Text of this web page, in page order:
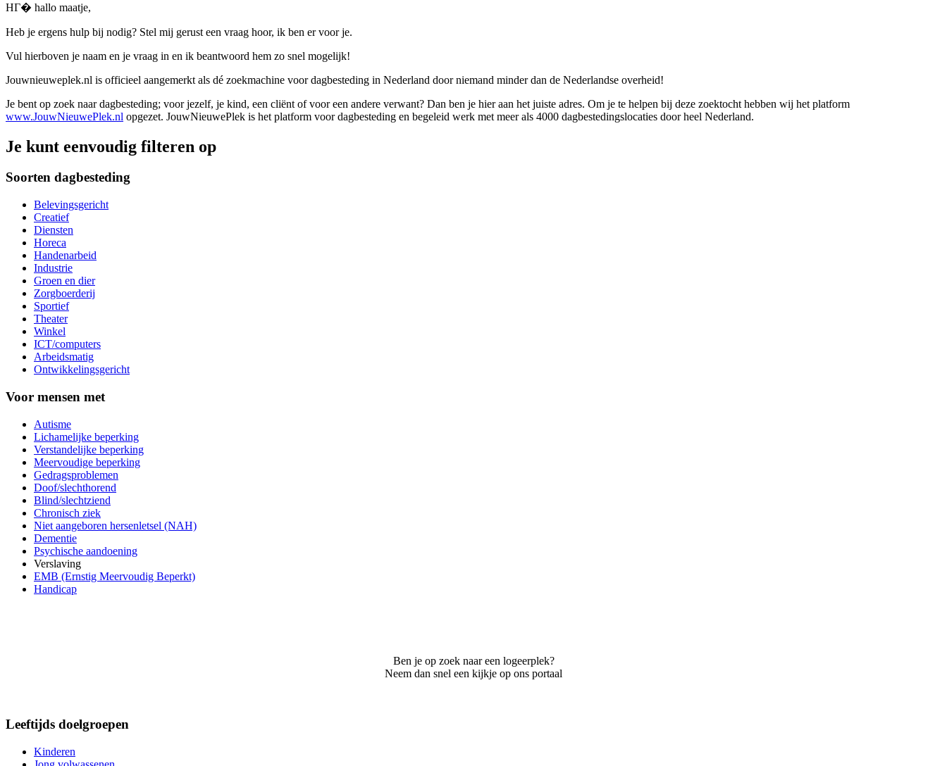
HГ� hallo maatje,
Heb je ergens hulp bij nodig? Stel mij gerust een vraag hoor, ik ben er voor je.
Vul hierboven je naam en je vraag in en ik beantwoord hem zo snel mogelijk!
Jouwnieuweplek.nl is officieel aangemerkt als dé zoekmachine voor dagbesteding in Nederland door niemand minder dan de Nederlandse overheid!
Je bent op zoek naar dagbesteding; voor jezelf, je kind, een cliënt of voor een andere verwant? Dan ben je hier aan het juiste adres. Om je te helpen bij deze zoektocht hebben wij het platform
www.JouwNieuwePlek.nl opgezet. JouwNieuwePlek is het platform voor dagbesteding en begeleid werk met meer als 4000 dagbestedingslocaties door heel Nederland.
Je kunt eenvoudig filteren op
Soorten dagbesteding
Belevingsgericht
Creatief
Diensten
Horeca
Handenarbeid
Industrie
Groen en dier
Zorgboerderij
Sportief
Theater
Winkel
ICT/computers
Arbeidsmatig
Ontwikkelingsgericht
Voor mensen met
Autisme
Lichamelijke beperking
Verstandelijke beperking
Meervoudige beperking
Gedragsproblemen
Doof/slechthorend
Blind/slechtziend
Chronisch ziek
Niet aangeboren hersenletsel (NAH)
Dementie
Psychische aandoening
Verslaving
EMB (Ernstig Meervoudig Beperkt)
Handicap
Ben je op zoek naar een logeerplek?
Neem dan snel een kijkje op ons portaal
Leeftijds doelgroepen
Kinderen